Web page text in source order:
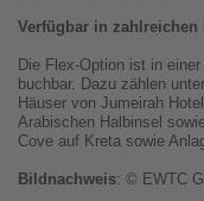
Verfügbar in zahlreichen
Die Flex-Option ist in
buchbar. Dazu zählen
Häuser von Jumeirah
Arabischen Halbinsel
Cove auf Kreta sowie
Bildnachweis: © EWTC